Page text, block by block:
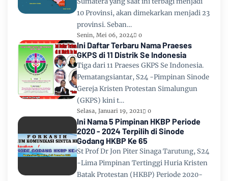
10 Provinsi, akan dimekarkan menjadi 23
provinsi. Seban…
Senin, Mei 06, 2024 0
Ini Daftar Terbaru Nama Praeses
GKPS di 11 Distrik Se Indonesia
Tiga dari 11 Praeses GKPS Se Indonesia.
Pematangsiantar, S24 -Pimpinan Sinode
Gereja Kristen Protestan Simalungun
(GKPS) kini t…
Selasa, Januari 19, 2021 0
Ini Nama 5 Pimpinan HKBP Periode
2020 - 2024 Terpilih di Sinode
Godang HKBP Ke 65
St Prof Dr Jon Piter Sinaga Tarutung, S24
-Lima Pimpinan Tertinggi Huria Kristen
Batak Protestan (HKBP) Periode 2020-